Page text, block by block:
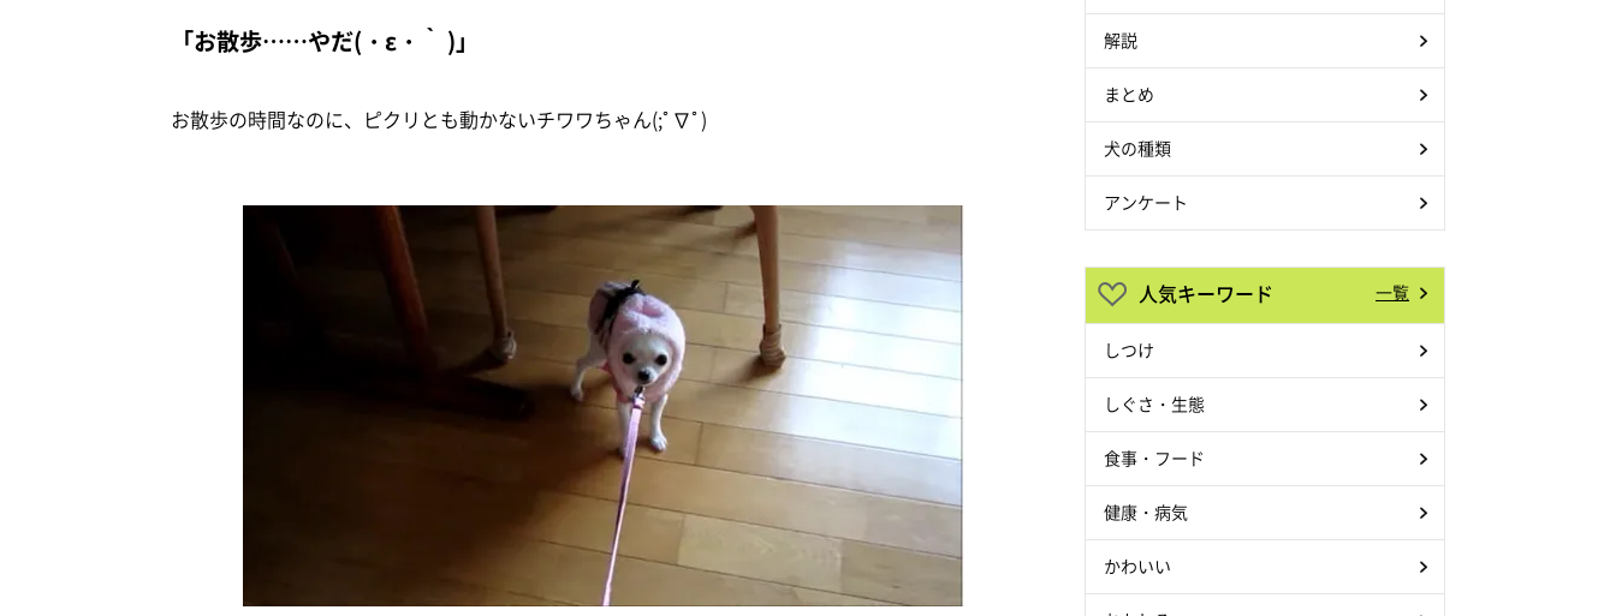
「お散歩……やだ(・ε・｀ )」
お散歩の時間なのに、ピクリとも動かないチワワちゃん(;ﾟ∇ﾟ)
解説
まとめ
犬の種類
アンケート
人気キーワード 一覧
しつけ
しぐさ・生態
食事・フード
健康・病気
かわいい